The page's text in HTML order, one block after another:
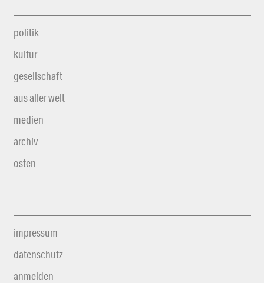
politik
kultur
gesellschaft
aus aller welt
medien
archiv
osten
impressum
datenschutz
anmelden